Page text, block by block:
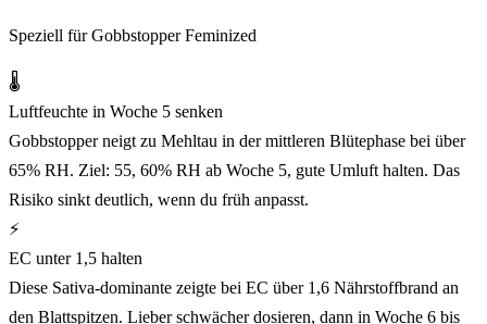
Speziell für Gobbstopper Feminized
🌡️
Luftfeuchte in Woche 5 senken
Gobbstopper neigt zu Mehltau in der mittleren Blütephase bei über
65% RH. Ziel: 55, 60% RH ab Woche 5, gute Umluft halten. Das
Risiko sinkt deutlich, wenn du früh anpasst.
⚡
EC unter 1,5 halten
Diese Sativa-dominante zeigte bei EC über 1,6 Nährstoffbrand an
den Blattspitzen. Lieber schwächer dosieren, dann in Woche 6 bis